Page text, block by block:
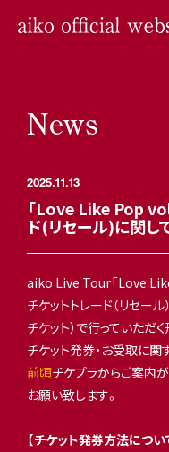
News
2025.11.13
「Love Like Pop
ド(リセール)に関し
aiko Live Tour「Love
チケットトレード（リセー
チケット）で行っていただ
チケット発券・お受取に関
前頃チケプラからご案内
お願い致します。
【チケット発券方法につい